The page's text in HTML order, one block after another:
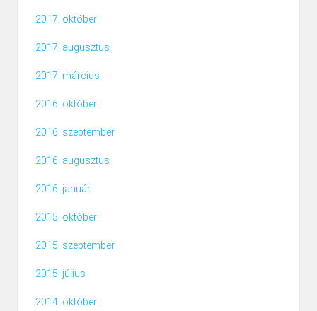
2017. október
2017. augusztus
2017. március
2016. október
2016. szeptember
2016. augusztus
2016. január
2015. október
2015. szeptember
2015. július
2014. október